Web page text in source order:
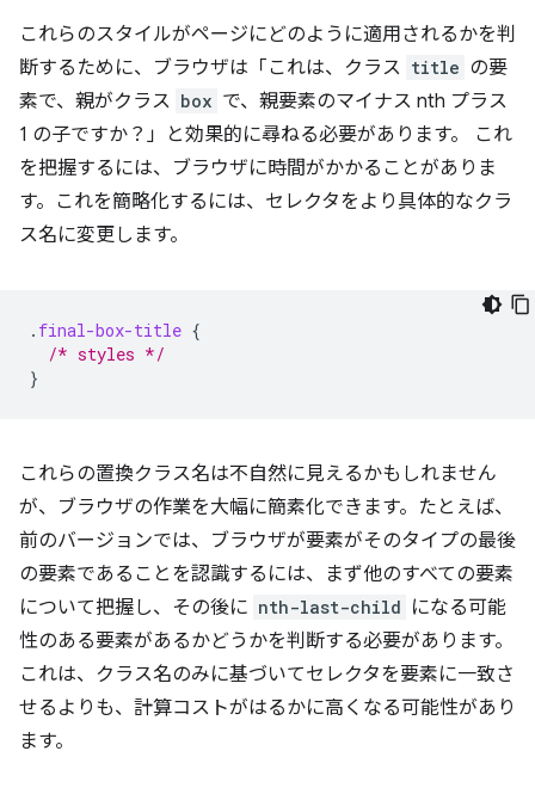
これらのスタイルがページにどのように適用されるかを判
断するために、ブラウザは「これは、クラス title の要
素で、親がクラス box で、親要素のマイナス nth プラス
1 の子ですか？」と効果的に尋ねる必要があります。 これ
を把握するには、ブラウザに時間がかかることがありま
す。これを簡略化するには、セレクタをより具体的なクラ
ス名に変更します。
. final-box-title {
/* styles */
}
これらの置換クラス名は不自然に見えるかもしれません
が、ブラウザの作業を大幅に簡素化できます。たとえば、
前のバージョンでは、ブラウザが要素がそのタイプの最後
の要素であることを認識するには、まず他のすべての要素
について把握し、その後に nth-last-child になる可能
性のある要素があるかどうかを判断する必要があります。
これは、クラス名のみに基づいてセレクタを要素に一致さ
せるよりも、計算コストがはるかに高くなる可能性があり
ます。